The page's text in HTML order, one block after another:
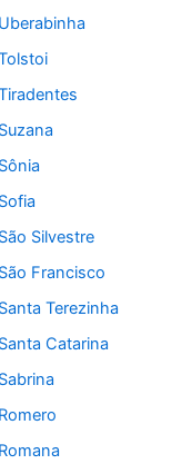
Silvestre
Francisco
Terezinha
Catarina